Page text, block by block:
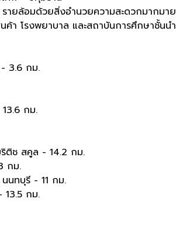
ายล้อมด้วยสิ่งอำนวยความสะดวกมากมาย​
า โรงพยาบาล และสถาบันการศึกษาชั้นนำ​
3.6 กม.
กม.
ติช สคูล - 14.2 กม.
กม.
นทบุรี - 11 กม.
13.5 กม.